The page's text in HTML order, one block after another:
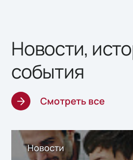
Новости,
события
Смотреть все
Новости